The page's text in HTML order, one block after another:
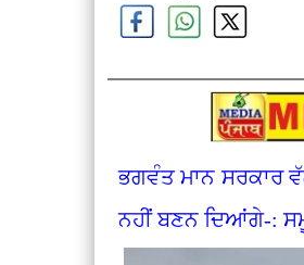
ਭਗਵੰਤ ਮਾਨ ਸਰਕਾਰ
ਨਹੀਂ ਬਣਨ ਦਿਆਂਗੇ-: